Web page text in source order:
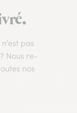
pas
Nous re-
nos